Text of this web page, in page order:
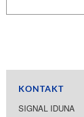
KONTAKT
SIGNAL IDUNA